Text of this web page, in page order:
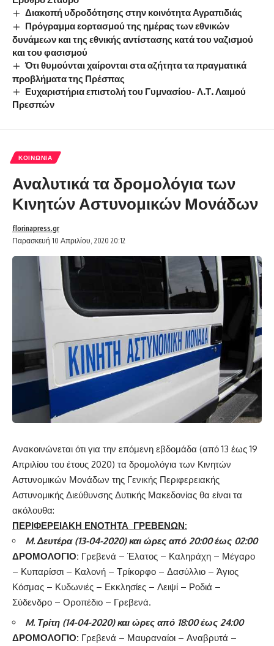
Διακοπή υδροδότησης στην κοινότητα Αγραπιδιάς
Πρόγραμμα εορτασμού της ημέρας των εθνικών
δυνάμεων και της εθνικής αντίστασης κατά του ναζισμού
και του φασισμού
Ότι θυμούνται χαίρονται στα αζήτητα τα πραγματικά
προβλήματα της Πρέσπας
Ευχαριστήρια επιστολή του Γυμνασίου- Λ.Τ. Λαιμού
Πρεσπών
ΚΟΙΝΩΝΊΑ
Αναλυτικά τα δρομολόγια των
Κινητών Αστυνομικών Μονάδων
Παρασκευή 10 Απριλίου, 2020 20:12
florinapress.gr
Ανακοινώνεται ότι για την επόμενη εβδομάδα (από 13 έως 19
Απριλίου του έτους 2020) τα δρομολόγια των Κινητών
Αστυνομικών Μονάδων της Γενικής Περιφερειακής
Αστυνομικής Διεύθυνσης Δυτικής Μακεδονίας θα είναι τα
ακόλουθα:
ΠΕΡΙΦΕΡΕΙΑΚΗ ΕΝΟΤΗΤΑ ΓΡΕΒΕΝΩΝ:
M. Δευτέρα (13-04-2020) και ώρες από 20:00 έως 02:00
ΔΡΟΜΟΛΟΓΙΟ: Γρεβενά – Έλατος – Καληράχη – Μέγαρο
– Κυπαρίσσι – Καλονή – Τρίκορφο – Δασύλλιο – Άγιος
Κόσμας – Κυδωνιές – Εκκλησίες – Λειψί – Ροδιά –
Σύδενδρο – Οροπέδιο – Γρεβενά.
M. Τρίτη (14-04-2020) και ώρες από 18:00 έως 24:00
ΔΡΟΜΟΛΟΓΙΟ: Γρεβενά – Μαυραναίοι – Αναβρυτά –